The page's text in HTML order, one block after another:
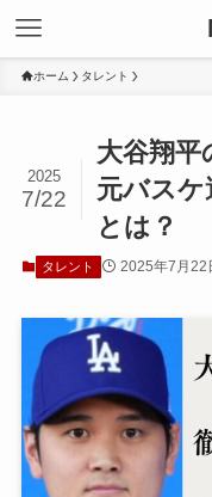
ホーム タレント
大谷翔平
元バスケ
とは？
2025
7/22
タレント 2025年7月22